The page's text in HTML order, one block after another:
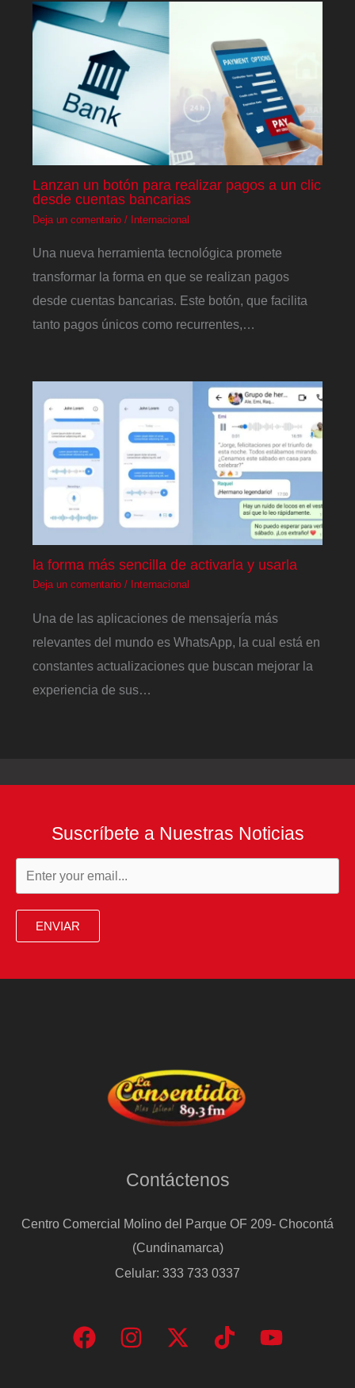
Lanzan un botón para realizar pagos a un clic
desde cuentas bancarias
Deja un comentario / Internacional
Una nueva herramienta tecnológica promete
transformar la forma en que se realizan pagos
desde cuentas bancarias. Este botón, que facilita
tanto pagos únicos como recurrentes,…
la forma más sencilla de activarla y usarla
Deja un comentario / Internacional
Una de las aplicaciones de mensajería más
relevantes del mundo es WhatsApp, la cual está en
constantes actualizaciones que buscan mejorar la
experiencia de sus…
Suscríbete a Nuestras Noticias
ENVIAR
Contáctenos
Centro Comercial Molino del Parque OF 209- Chocontá
(Cundinamarca)
Celular: 333 733 0337